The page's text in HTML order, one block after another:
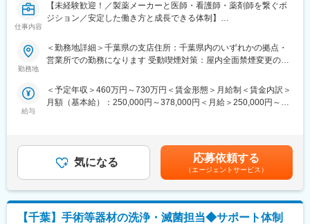
ます。
なお休日出勤日については、都度部門内で出勤調整を行い、その
【魅力】
【会社について】
持株会社であるアステナホールディングスを核として、ファイン
ケミカル事業、医薬事業、HBC食品事業、化学品事業の4事業の
各社で構成され、ESG経営による持続的な成長を目指すべく新規
事業への投資と育成にも取り組んでおります。
岩城製薬佐倉工場株式会社は、アステナグループにおける医薬品
製造の主要工場として、治験薬製造から商業生産まで、医薬品に
関する様々な業務を受託しています。
仕事内容
【未経験歓迎！／製薬メーカーと医師・看護師・薬剤師を繋ぐポ
ジション／安定した働き方と成長できる体制】
■業務概要
MSとは、マーケティングスペシャリストの略で、医薬品をはじめ
メーカー・医療機関のつなぎ役としての役割を果たします。
病院や調剤薬局などを定期的に訪問。医師や患者さんのニーズを
収集し適切な医薬品や行動動向の情報などを提供します。
製薬メーカーのMRと連携し営業活動を行うことも多くあります。
MSに求められるのは、お得意様のパートナーとして、きめ細かな
医薬品ニーズに対応する姿勢です。
その為には日々、医師や薬剤師とのコミュニケーションを深め、
勤務地
＜勤務地詳細＞千葉県の支店住所：千葉県内のいずれかの拠点・
営業所での勤務になります 受動喫煙対策：屋内全面禁煙変更の範
給与
＜予定年収＞460万円～730万円＜賃金形態＞月給制＜賃金内訳＞
月額（基本給）：250,000円～378,000円＜月給＞250,000円～
を踏まえて判断いたします。賃金はあくまでも目安の金額であ
り、選考を通じて上下する可能性があります。月給(月額)は固定手
当を含めた表記です。
気になる 応募依頼する
（エージェントサービス）
【千葉】手術等器材の洗浄・滅菌担当◆サポート体制